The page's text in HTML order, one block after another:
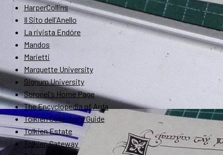
HarperCollins
Il Sito dell'Anello
La rivista Endóre
Mandos
Marietti
Marquette University
Signum University
Soronel's Home Page
The Encyclopedia of Arda
Tolkien Collector's Guide
Tolkien Estate
Tolkien Gateway